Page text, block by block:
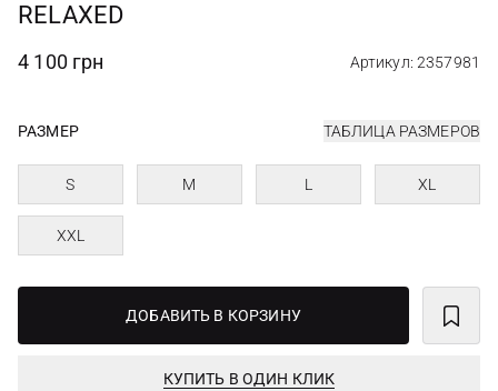
RELAXED
4 100 грн Артикул: 2357981
РАЗМЕР ТАБЛИЦА РАЗМЕРОВ
S M L XL
XXL
ДОБАВИТЬ В КОРЗИНУ
КУПИТЬ В ОДИН КЛИК